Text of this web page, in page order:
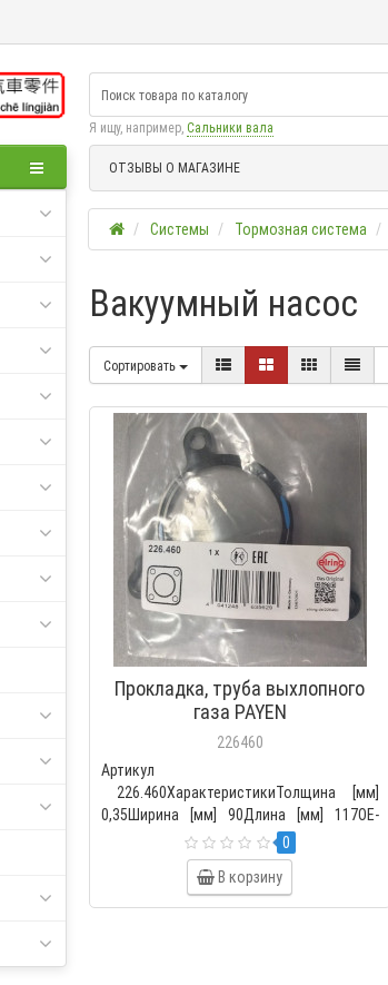
Я ищу, например, Сальники вала
ОТЗЫВЫ О МАГАЗИНЕ
Системы Тормозная система
Вакуумный насос
Сортировать
Прокладка, труба выхлопного
газа PAYEN
226460
Артикул
226.460ХарактеристикиТолщина [мм]
0,35Ширина [мм] 90Длина [мм] 117OE-
артикулыVW 06H103121..
0
В корзину